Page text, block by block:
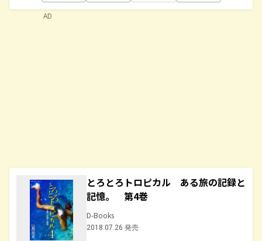
とろとろトロピカル ある旅の記録と
記憶。 第4巻
D-Books
2018.07.26 発売
AD